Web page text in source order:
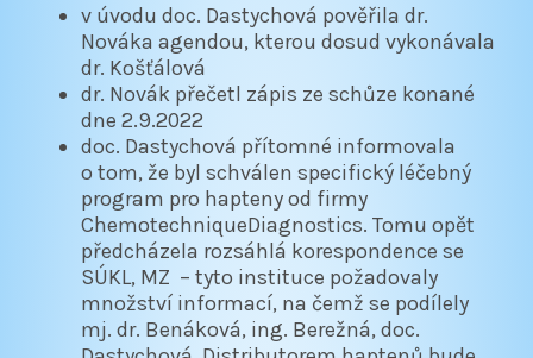
v úvodu doc. Dastychová pověřila dr.
Nováka agendou, kterou dosud vykonávala
dr. Košťálová
dr. Novák přečetl zápis ze schůze konané
dne 2.9.2022
doc. Dastychová přítomné informovala
o tom, že byl schválen specifický léčebný
program pro hapteny od firmy
ChemotechniqueDiagnostics. Tomu opět
předcházela rozsáhlá korespondence se
SÚKL, MZ – tyto instituce požadovaly
množství informací, na čemž se podílely
mj. dr. Benáková, ing. Berežná, doc.